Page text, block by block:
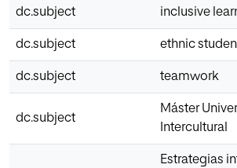
dc.subject inclusive
dc.subject ethnic
dc.subject teamwork
dc.subject
Máster
Intercultural
Estrategias